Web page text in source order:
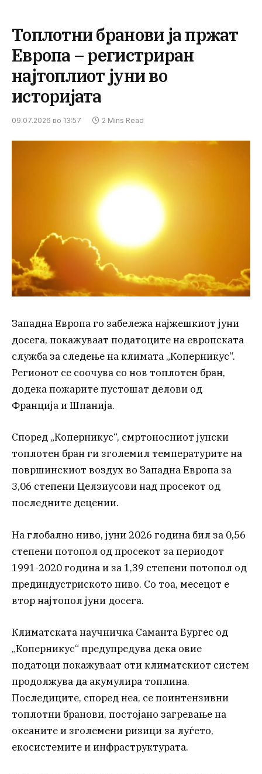
Топлотни бранови ја пржат
Европа – регистриран
најтоплиот јуни во
историјата
09.07.2026 во 13:57 2 Mins Read
Западна Европа го забележа најжешкиот јуни
досега, покажуваат податоците на европската
служба за следење на климата „Коперникус“.
Регионот се соочува со нов топлотен бран,
додека пожарите пустошат делови од
Франција и Шпанија.
Според „Коперникус“, смртоносниот јунски
топлотен бран ги зголемил температурите на
површинскиот воздух во Западна Европа за
3,06 степени Целзиусови над просекот од
последните децении.
На глобално ниво, јуни 2026 година бил за 0,56
степени потопол од просекот за периодот
1991-2020 година и за 1,39 степени потопол од
прединдустриското ниво. Со тоа, месецот е
втор најтопол јуни досега.
Климатската научничка Саманта Бургес од
„Коперникус“ предупредува дека овие
податоци покажуваат оти климатскиот систем
продолжува да акумулира топлина.
Последиците, според неа, се поинтензивни
топлотни бранови, постојано загревање на
океаните и зголемени ризици за луѓето,
екосистемите и инфраструктурата.